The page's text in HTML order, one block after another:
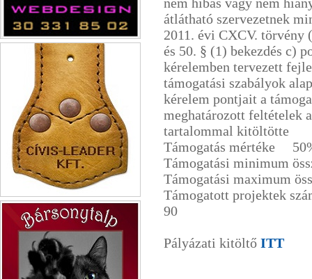
Weblapkészítés Netstilus
Cívis Leader
átlátható szervezetnek
2011. évi CXCV. törvény
és 50. § (1) bekezdés c)
kérelemben tervezett
támogatási szabályok
kérelem pontjait a
meghatározott feltételek
tartalommal kitöltötte
Támogatás mértéke
Támogatási minimum
Támogatási maximum
Támogatott projektek
90
Pályázati kitöltő ITT